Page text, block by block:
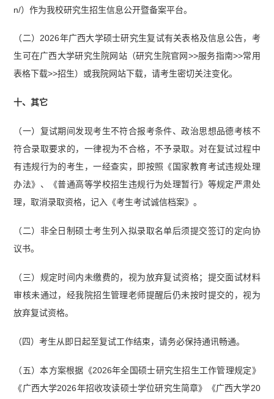
n/）作为我校研究生招生信息公开暨备案平台。
（二）2026年广西大学硕士研究生复试有关表格及信息公告，考
生可在广西大学研究生院网站（研究生院官网>>服务指南>>常用
表格下载>>招生）或我院网站下载，请考生密切关注变化。
十、其它
（一）复试期间发现考生不符合报考条件、政治思想品德考核不
符合录取要求的，一律视为不合格，不予录取。对在复试过程中
有违规行为的考生，一经查实，即按照《国家教育考试违规处理
办法》、《普通高等学校招生违规行为处理暂行》等规定严肃处
理，取消录取资格，记入《考生考试诚信档案》。
（二）非全日制硕士考生列入拟录取名单后须提交签订的定向协
议书。
（三）规定时间内未缴费的，视为放弃复试资格；提交面试材料
审核未通过，经我院招生管理老师提醒后仍未按时提交的，视为
放弃复试资格。
（四）考生从即日起至复试工作结束，请务必保持通讯畅通。
（五）本方案根据《2026年全国硕士研究生招生工作管理规定》
《广西大学2026年招收攻读硕士学位研究生简章》《广西大学20